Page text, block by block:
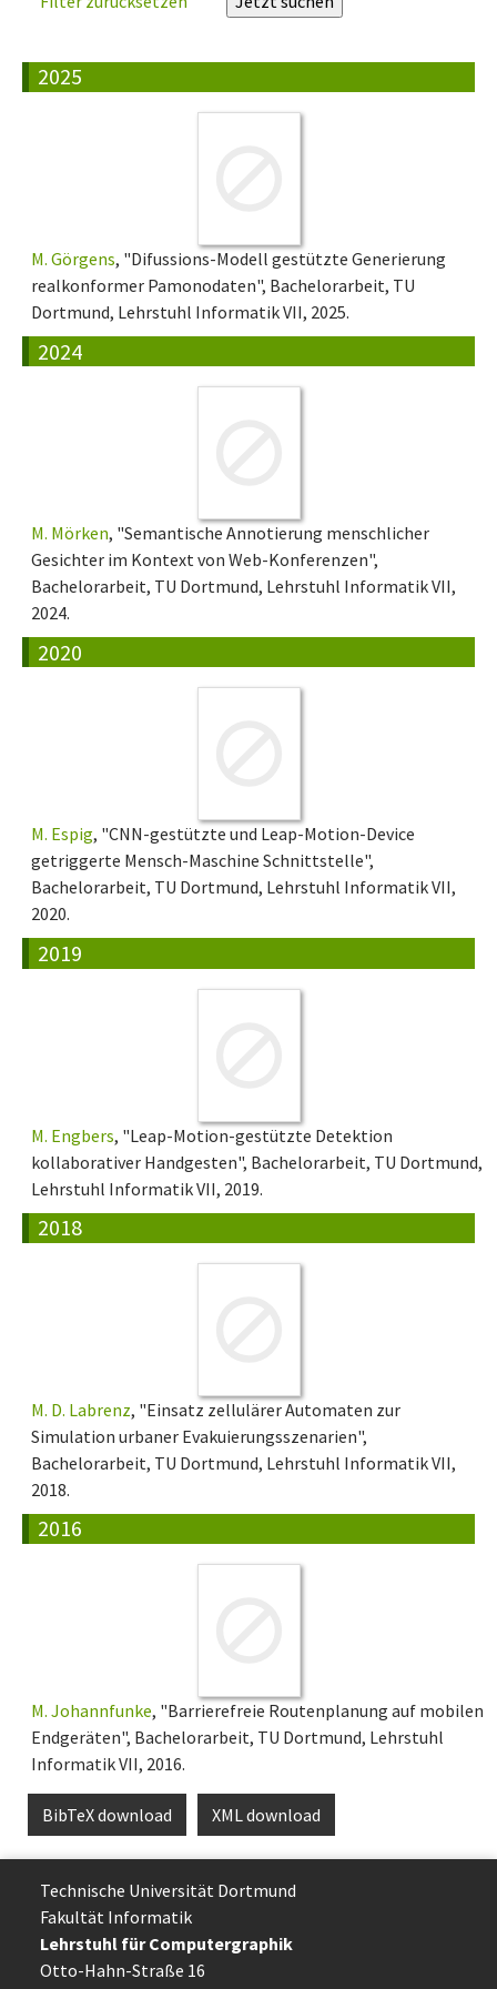
2025
M. Görgens, "Difussions-Modell gestützte Generierung
realkonformer Pamonodaten", Bachelorarbeit, TU
Dortmund, Lehrstuhl Informatik VII, 2025.
2024
M. Mörken, "Semantische Annotierung menschlicher
Gesichter im Kontext von Web-Konferenzen",
Bachelorarbeit, TU Dortmund, Lehrstuhl Informatik VII,
2024.
2020
M. Espig, "CNN-gestützte und Leap-Motion-Device
getriggerte Mensch-Maschine Schnittstelle",
Bachelorarbeit, TU Dortmund, Lehrstuhl Informatik VII,
2020.
2019
M. Engbers, "Leap-Motion-gestützte Detektion
kollaborativer Handgesten", Bachelorarbeit, TU Dortmund,
Lehrstuhl Informatik VII, 2019.
2018
M. D. Labrenz, "Einsatz zellulärer Automaten zur
Simulation urbaner Evakuierungsszenarien",
Bachelorarbeit, TU Dortmund, Lehrstuhl Informatik VII,
2018.
2016
M. Johannfunke, "Barrierefreie Routenplanung auf mobilen
Endgeräten", Bachelorarbeit, TU Dortmund, Lehrstuhl
Informatik VII, 2016.
BibTeX download XML download
Technische Uni­ver­si­tät Dort­mund
Fakultät Informatik
Lehrstuhl für Computergraphik
Otto-Hahn-Straße 16